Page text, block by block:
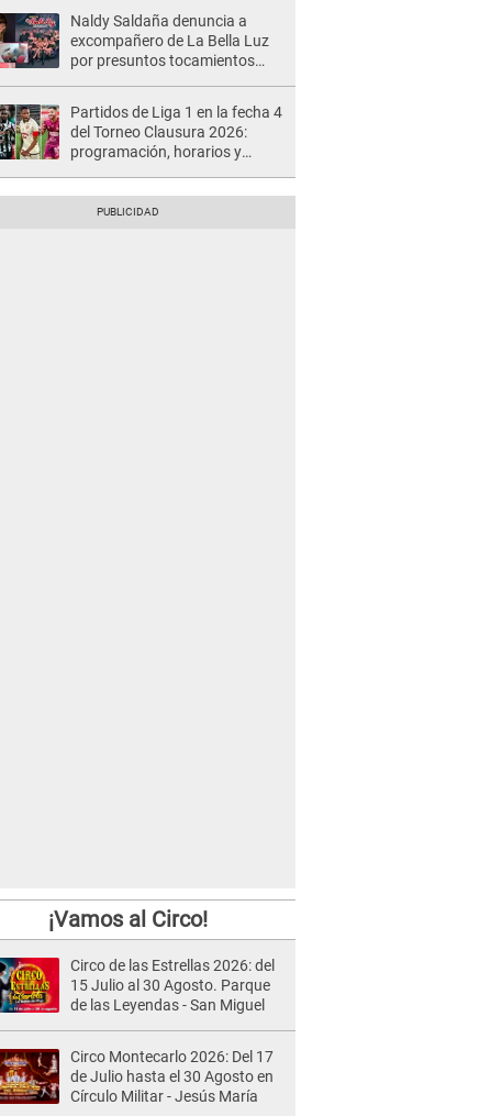
Naldy Saldaña denuncia a
excompañero de La Bella Luz
por presuntos tocamientos
Partidos de Liga 1 en la fecha 4
del Torneo Clausura 2026:
programación, horarios y
¡Vamos al Circo!
Circo de las Estrellas 2026: del
15 Julio al 30 Agosto. Parque
de las Leyendas - San Miguel
Circo Montecarlo 2026: Del 17
de Julio hasta el 30 Agosto en
Círculo Militar - Jesús María